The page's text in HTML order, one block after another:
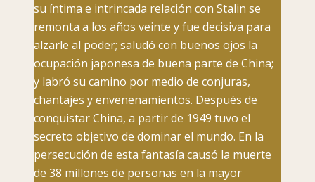
su íntima e intrincada relación con Stalin se
remonta a los años veinte y fue decisiva para
alzarle al poder; saludó con buenos ojos la
ocupación japonesa de buena parte de China;
y labró su camino por medio de conjuras,
chantajes y envenenamientos. Después de
conquistar China, a partir de 1949 tuvo el
secreto objetivo de dominar el mundo. En la
persecución de esta fantasía causó la muerte
de 38 millones de personas en la mayor